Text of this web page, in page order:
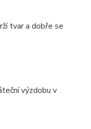
tvar a dobře se
výzdobu v